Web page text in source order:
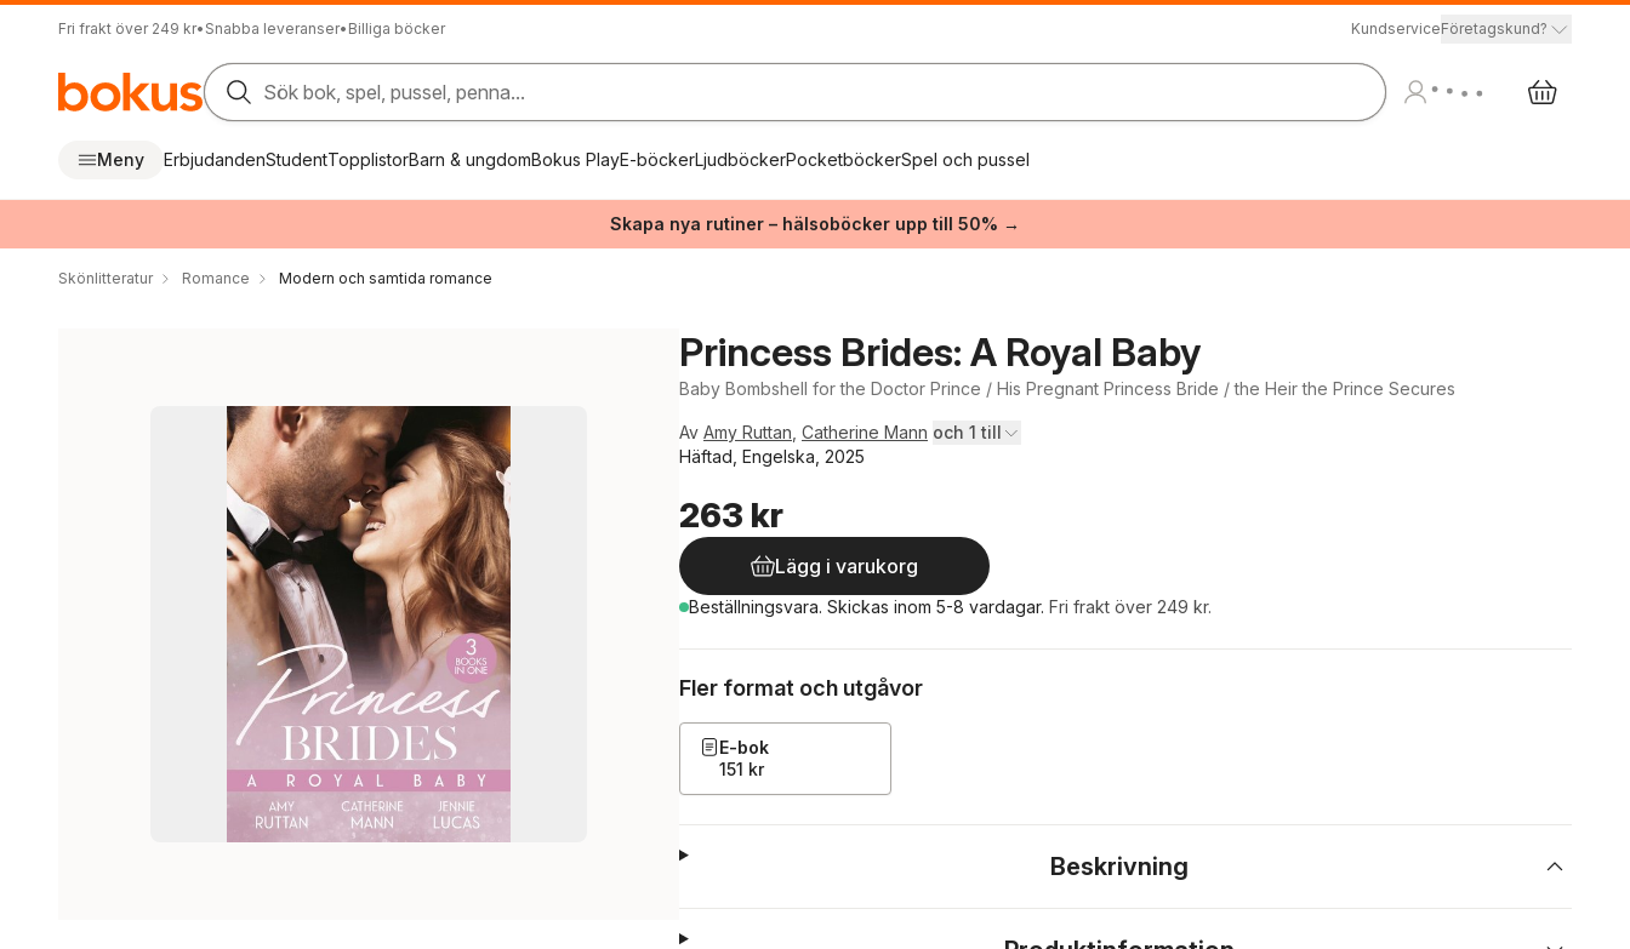
Fri frakt över 249 kr• Snabba leveranser• Billiga böcker KundserviceFöretagskund?
Sök bok, spel, pussel, penna...
Meny ErbjudandenStudentTopplistorBarn & ungdomBokus PlayE-böckerLjudböckerPocketböckerSpel och pussel
Skapa nya rutiner – hälsoböcker upp till 50% →
Skönlitteratur Romance Modern och samtida romance
Princess Brides: A Royal Baby
Baby Bombshell for the Doctor Prince / His Pregnant Princess Bride / the Heir the Prince Secures
Av Amy Ruttan Catherine Mann och 1 till
Häftad, Engelska, 2025
263 kr
Lägg i varukorg
Beställningsvara. Skickas inom 5-8 vardagar. Fri frakt över 249 kr.
Fler format och utgåvor
E-bok
151 kr
Beskrivning